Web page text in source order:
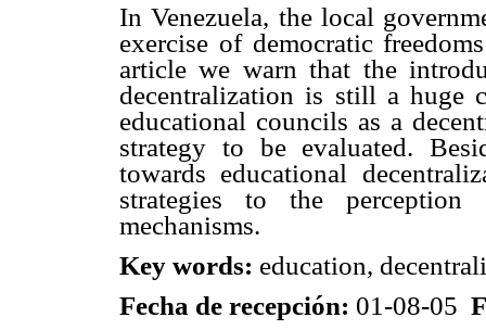
In Venezuela, the local
exercise of democratic
article we warn that the
decentralization is still a huge
educational councils as a
strategy to be evaluated.
towards educational
strategies to the
mechanisms.
Key words: education,
Fecha de recepción: 01-08-05